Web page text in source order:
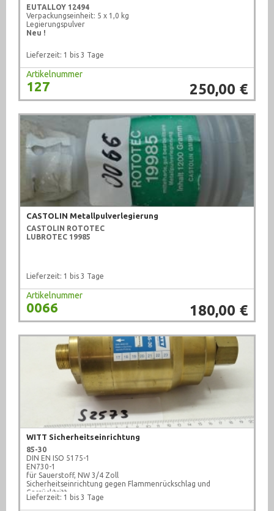
EUTALLOY 12494
Verpackungseinheit: 5 x 1,0 kg
Legierungspulver
Neu !
Lieferzeit: 1 bis 3 Tage
Artikelnummer
127 250,00 €
CASTOLIN Metallpulverlegierung
CASTOLIN ROTOTEC
LUBROTEC 19985
Lieferzeit: 1 bis 3 Tage
Artikelnummer
0066 180,00 €
WITT Sicherheitseinrichtung
85-30
DIN EN ISO 5175-1
EN730-1
für Sauerstoff, NW 3/4 Zoll
Sicherheitseinrichtung gegen Flammenrückschlag und
Gasrücktritt
Neu !
Lieferzeit: 1 bis 3 Tage